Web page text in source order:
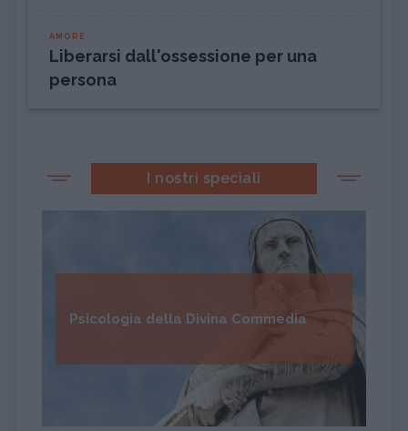
AMORE
Liberarsi dall'ossessione per una
persona
I nostri speciali
Psicologia della Divina Commedia